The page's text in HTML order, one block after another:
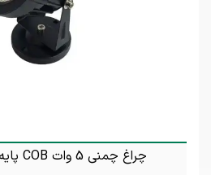
چراغ چمنی 5 وات COB پایه دار و نیزه ای 4M